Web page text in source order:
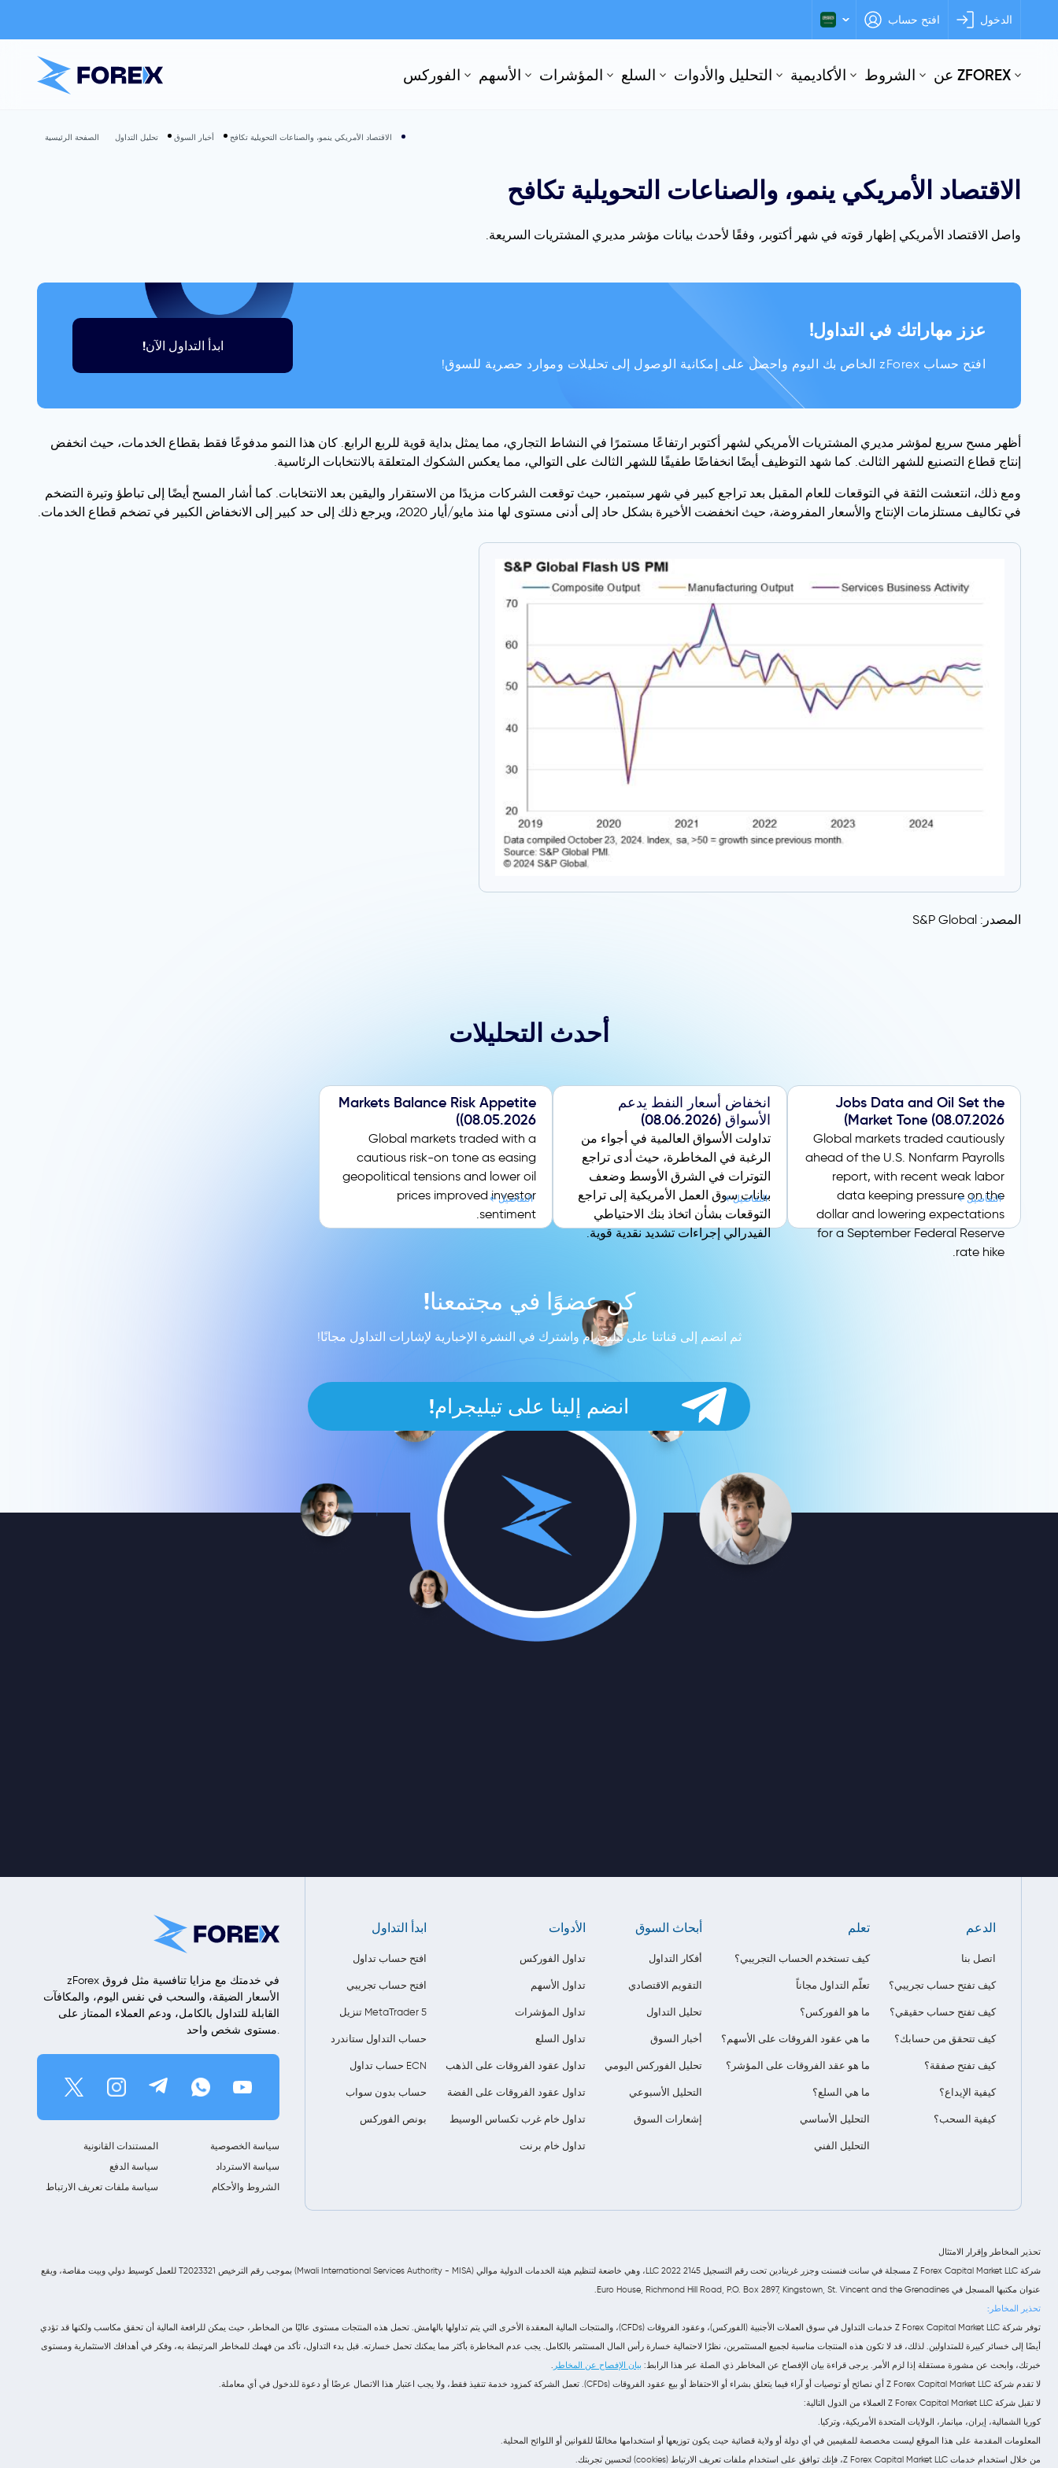
افتح حساب الدخول
الفوركس الأسهم المؤشرات السلع التحليل والأدوات الأكاديمية الشروط عن ZFOREX
الصفحة الرئيسية تحليل التداول أخبار السوق الاقتصاد الأمريكي ينمو، والصناعات التحويلية تكافح
الاقتصاد الأمريكي ينمو، والصناعات التحويلية تكافح
واصل الاقتصاد الأمريكي إظهار قوته في شهر أكتوبر، وفقًا لأحدث بيانات مؤشر مديري المشتريات السريعة.
عزز مهاراتك في التداول!
افتح حساب zForex الخاص بك اليوم واحصل على إمكانية الوصول إلى تحليلات وموارد حصرية للسوق!
ابدأ التداول الآن!
أظهر مسح سريع لمؤشر مديري المشتريات الأمريكي لشهر أكتوبر ارتفاعًا مستمرًا في النشاط التجاري، مما يمثل بداية قوية للربع الرابع. كان هذا النمو مدفوعًا فقط بقطاع الخدمات، حيث انخفض
إنتاج قطاع التصنيع للشهر الثالث. كما شهد التوظيف أيضًا انخفاضًا طفيفًا للشهر الثالث على التوالي، مما يعكس الشكوك المتعلقة بالانتخابات الرئاسية.
ومع ذلك، انتعشت الثقة في التوقعات للعام المقبل بعد تراجع كبير في شهر سبتمبر، حيث توقعت الشركات مزيدًا من الاستقرار واليقين بعد الانتخابات. كما أشار المسح أيضًا إلى تباطؤ وتيرة التضخم
في تكاليف مستلزمات الإنتاج والأسعار المفروضة، حيث انخفضت الأخيرة بشكل حاد إلى أدنى مستوى لها منذ مايو/أيار 2020، ويرجع ذلك إلى حد كبير إلى الانخفاض الكبير في تضخم قطاع الخدمات.
المصدر: S&P Global
أحدث التحليلات
Jobs Data and Oil Set the
Market Tone (08.07.2026)
Global markets traded cautiously
ahead of the U.S. Nonfarm Payrolls
report, with recent weak labor
data keeping pressure on the
dollar and lowering expectations
for a September Federal Reserve
rate hike.
التفاصيل
انخفاض أسعار النفط يدعم
الأسواق (08.06.2026)
تداولت الأسواق العالمية في أجواء من
الرغبة في المخاطرة، حيث أدى تراجع
التوترات في الشرق الأوسط وضعف
بيانات سوق العمل الأمريكية إلى تراجع
التوقعات بشأن اتخاذ بنك الاحتياطي
الفيدرالي إجراءات تشديد نقدية قوية.
التفاصيل
Markets Balance Risk Appetite
(08.05.2026)
Global markets traded with a
cautious risk-on tone as easing
geopolitical tensions and lower oil
prices improved investor
sentiment.
التفاصيل
كن عضوًا في مجتمعنا!
ثم انضم إلى قناتنا على تيليجرام واشترك في النشرة الإخبارية لإشارات التداول مجانًا!
انضم إلينا على تيليجرام!
zForex في خدمتك مع مزايا تنافسية مثل فروق
الأسعار الضيقة، والسحب في نفس اليوم، والمكافآت
القابلة للتداول بالكامل، ودعم العملاء الممتاز على
مستوى شخص واحد.
المستندات القانونية
سياسة الخصوصية
سياسة الدفع
سياسة الاسترداد
سياسة ملفات تعريف الارتباط
الشروط والأحكام
ابدأ التداول
افتح حساب تداول
افتح حساب تجريبي
تنزيل MetaTrader 5
حساب التداول ستاندرد
حساب تداول ECN
حساب بدون سواب
بونص الفوركس
الأدوات
تداول الفوركس
تداول الأسهم
تداول المؤشرات
تداول السلع
تداول عقود الفروقات على الذهب
تداول عقود الفروقات على الفضة
تداول خام غرب تكساس الوسيط
تداول خام برنت
أبحاث السوق
أفكار التداول
التقويم الاقتصادي
تحليل التداول
أخبار السوق
تحليل الفوركس اليومي
التحليل الأسبوعي
إشعارات السوق
تعلم
كيف تستخدم الحساب التجريبي؟
تعلّم التداول مجاناً
ما هو الفوركس؟
ما هي عقود الفروقات على الأسهم؟
ما هو عقد الفروقات على المؤشر؟
ما هي السلع؟
التحليل الأساسي
التحليل الفني
الدعم
اتصل بنا
كيف تفتح حساب تجريبي؟
كيف تفتح حساب حقيقي؟
كيف تتحقق من حسابك؟
كيف تفتح صفقة؟
كيفية الإيداع؟
كيفية السحب؟
تحذير المخاطر وإقرار الامتثال
شركة Z Forex Capital Market LLC مسجلة في سانت فنسنت وجزر غرينادين تحت رقم التسجيل 2145 LLC 2022، وهي خاضعة لتنظيم هيئة الخدمات الدولية موالي (Mwali International Services Authority - MISA) بموجب رقم الترخيص T2023321 للعمل كوسيط دولي وبيت مقاصة، ويقع
عنوان مكتبها المسجل في Euro House, Richmond Hill Road, P.O. Box 2897, Kingstown, St. Vincent and the Grenadines.
تحذير المخاطر:
توفر شركة Z Forex Capital Market LLC خدمات التداول في سوق العملات الأجنبية (الفوركس)، وعقود الفروقات (CFDs)، والمنتجات المالية المعقدة الأخرى التي يتم تداولها بالهامش. تحمل هذه المنتجات مستوى عاليًا من المخاطر، حيث يمكن للرافعة المالية أن تحقق مكاسب ولكنها قد تؤدي
أيضًا إلى خسائر كبيرة للمتداولين. لذلك، قد لا تكون هذه المنتجات مناسبة لجميع المستثمرين، نظرًا لاحتمالية خسارة رأس المال المستثمر بالكامل. يجب عدم المخاطرة بأكثر مما يمكنك تحمل خسارته. قبل بدء التداول، تأكد من فهمك للمخاطر المرتبطة به، وفكر في أهدافك الاستثمارية ومستوى
خبرتك، وابحث عن مشورة مستقلة إذا لزم الأمر. يرجى قراءة بيان الإفصاح عن المخاطر ذي الصلة عبر هذا الرابط: بيان الإفصاح عن المخاطر .
لا تقدم شركة Z Forex Capital Market LLC أي نصائح أو توصيات أو آراء فيما يتعلق بشراء أو الاحتفاظ أو بيع عقود الفروقات (CFDs). تعمل الشركة كمزود خدمة تنفيذ فقط، ولا يجب اعتبار هذا الاتصال عرضًا أو دعوة للدخول في أي معاملة.
لا تقبل شركة Z Forex Capital Market LLC العملاء من الدول التالية:
كوريا الشمالية، إيران، ميانمار، الولايات المتحدة الأمريكية، وتركيا.
المعلومات المقدمة على هذا الموقع ليست مخصصة للمقيمين في أي دولة أو ولاية قضائية حيث يكون توزيعها أو استخدامها مخالفًا للقوانين أو اللوائح المحلية.
من خلال استخدام خدمات Z Forex Capital Market LLC، فإنك توافق على استخدام ملفات تعريف الارتباط (cookies) لتحسين تجربتك.